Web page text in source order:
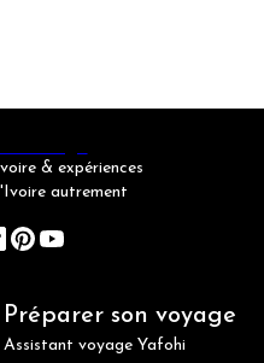
& expériences
autrement
Préparer son voyage
Assistant voyage Yafohi